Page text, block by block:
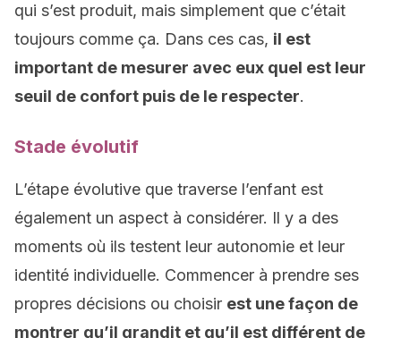
qui s’est produit, mais simplement que c’était
toujours comme ça. Dans ces cas, il est
important de mesurer avec eux quel est leur
seuil de confort puis de le respecter.
Stade évolutif
L’étape évolutive que traverse l’enfant est
également un aspect à considérer. Il y a des
moments où ils testent leur autonomie et leur
identité individuelle. Commencer à prendre ses
propres décisions ou choisir est une façon de
montrer qu’il grandit et qu’il est différent de